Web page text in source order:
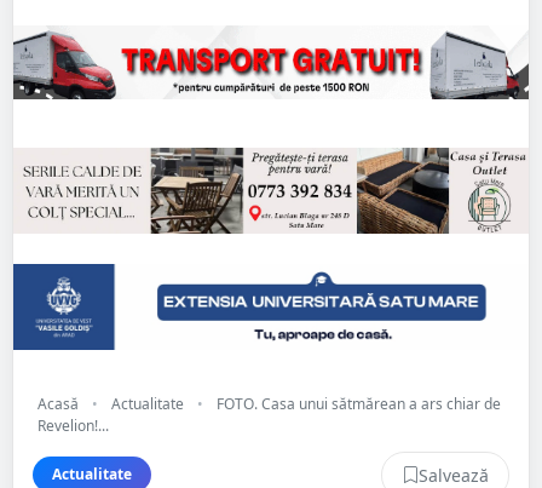
Acasă • Actualitate •
FOTO. Casa unui sătmărean a ars chiar de
Revelion!...
Actualitate Salvează